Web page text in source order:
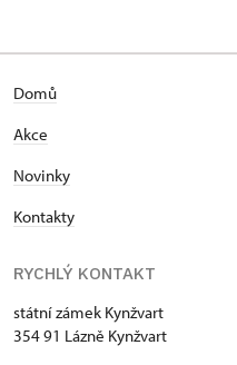
Domů
Akce
Novinky
Kontakty
RYCHLÝ KONTAKT
státní zámek Kynžvart
354 91 Lázně Kynžvart